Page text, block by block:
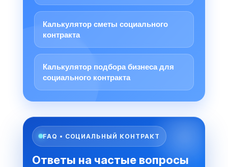
Калькулятор сметы социального
контракта
Калькулятор подбора бизнеса для
социального контракта
FAQ • СОЦИАЛЬНЫЙ КОНТРАКТ
Ответы на частые вопросы